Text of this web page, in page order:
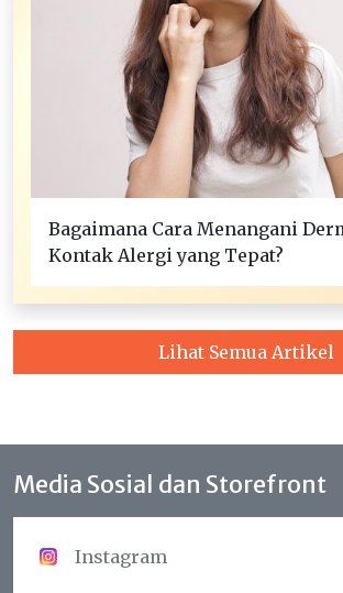
Bagaimana Cara Menangani
Kontak Alergi yang Tepat?
Lihat Semua Artikel
Media Sosial dan Storefront
Instagram